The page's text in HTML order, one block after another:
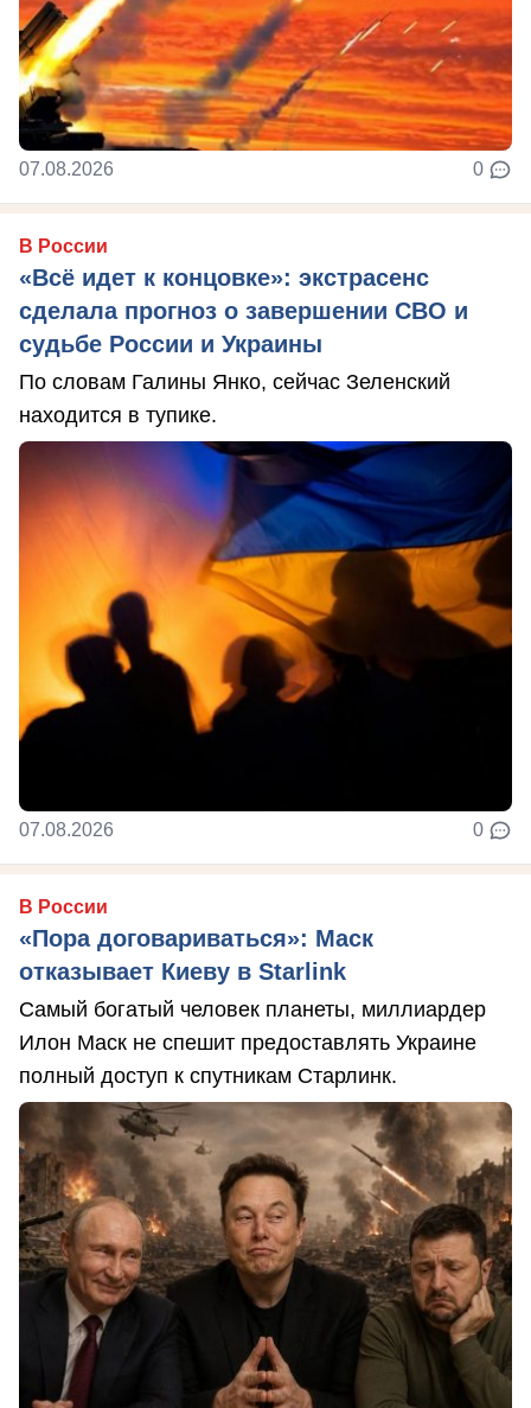
07.08.2026 0
В России
«Всё идет к концовке»: экстрасенс
сделала прогноз о завершении СВО и
судьбе России и Украины
По словам Галины Янко, сейчас Зеленский
находится в тупике.
07.08.2026 0
В России
«Пора договариваться»: Маск
отказывает Киеву в Starlink
Самый богатый человек планеты, миллиардер
Илон Маск не спешит предоставлять Украине
полный доступ к спутникам Старлинк.